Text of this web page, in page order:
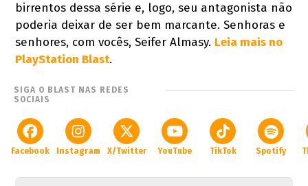
birrentos dessa série e, logo, seu antagonista não
poderia deixar de ser bem marcante. Senhoras e
senhores, com vocês, Seifer Almasy. Leia mais no
PlayStation Blast.
SIGA O BLAST NAS REDES
SOCIAIS
Facebook Instagram X/Twitter YouTube TikTok Spotify